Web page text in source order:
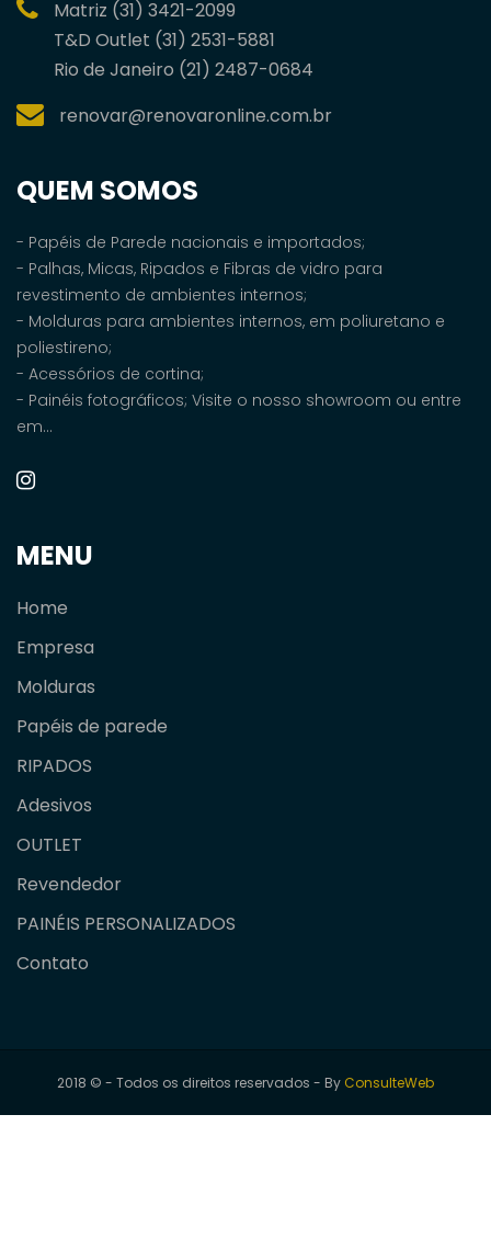
Matriz (31) 3421-2099
T&D Outlet (31) 2531-5881
Rio de Janeiro (21) 2487-0684
renovar@renovaronline.com.br
QUEM SOMOS
- Papéis de Parede nacionais e importados;
- Palhas, Micas, Ripados e Fibras de vidro para
revestimento de ambientes internos;
- Molduras para ambientes internos, em poliuretano e
poliestireno;
- Acessórios de cortina;
- Painéis fotográficos; Visite o nosso showroom ou entre
em...
MENU
Home
Empresa
Molduras
Papéis de parede
RIPADOS
Adesivos
OUTLET
Revendedor
PAINÉIS PERSONALIZADOS
Contato
2018 © - Todos os direitos reservados - By ConsulteWeb